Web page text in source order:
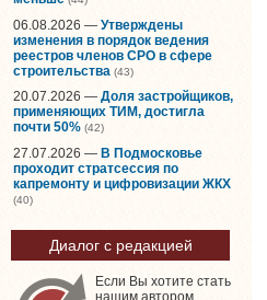
06.08.2026 — Утверждены
изменения в порядок ведения
реестров членов СРО в сфере
строительства (43)
20.07.2026 — Доля застройщиков,
применяющих ТИМ, достигла
почти 50% (42)
27.07.2026 — В Подмосковье
проходит стратсессия по
капремонту и цифровизации ЖКХ
(40)
Диалог с редакцией
Если Вы хотите стать